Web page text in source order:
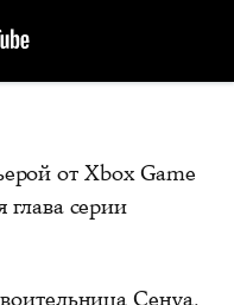
от Xbox Game
серии